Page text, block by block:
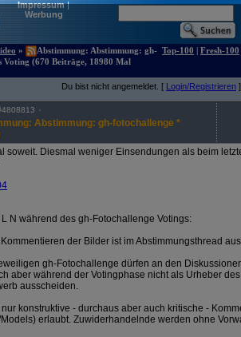
Impressum|
Werbung
»
Abstimmung: Abstimmung: gh-
Voting (670 Beiträge, 18980 Mal
Top-100 | Fresh-100
Du bist nicht angemeldet. [ Login/Registrieren ]
4808813
Abstimmung: gh-fotochallenge *
soweit. Diesmal weniger Einsendungen als beim
L N während des gh-Fotochallenge Votings:
der Bilder ist im Abstimmungsthread
gh-Fotochallenge dürfen an den
aber während der Votingphase nicht als Urheber
ausscheiden.
konstruktive - durchaus aber auch kritische -
erlaubt. Zuwiderhandelnde werden ohne